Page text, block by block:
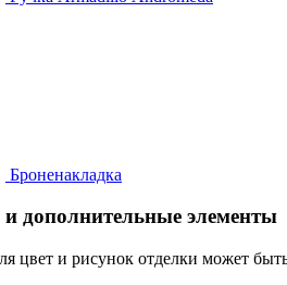
Броненакладка
дополнительные элементы
цвет и рисунок отделки может